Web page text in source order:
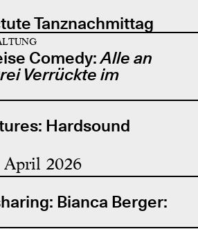
Tanznachmittag
Comedy:Alle an
Verrückte im
Hardsound
April 2026
Bianca Berger: